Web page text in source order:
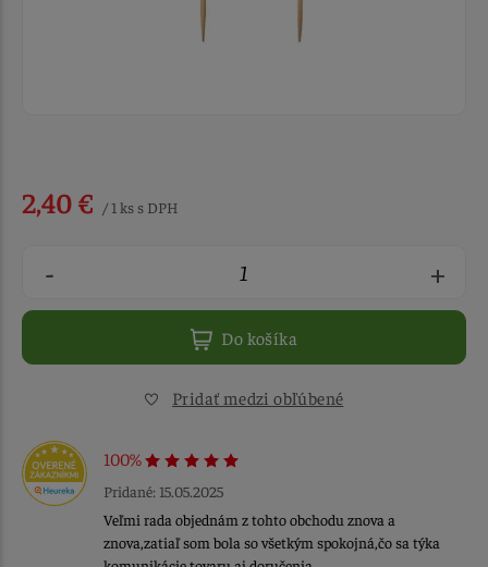
2,40 € / 1 ks s DPH
- +
Do košíka
Pridať medzi obľúbené
100%
Pridané: 15.05.2025
Veľmi rada objednám z tohto obchodu znova a
znova,zatiaľ som bola so všetkým spokojná,čo sa týka